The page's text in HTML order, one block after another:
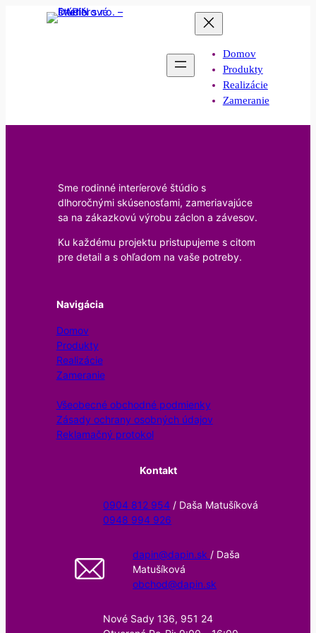
Domov
Produkty
Realizácie
Zameranie
Sme rodinné interíerové štúdio s
dlhoročnými skúsenosťami, zameriavajúce
sa na zákazkovú výrobu záclon a závesov.
Ku každému projektu pristupujeme s citom
pre detail a s ohľadom na vaše potreby.
Navigácia
Domov
Produkty
Realizácie
Zameranie
Všeobecné obchodné podmienky
Zásady ochrany osobných údajov
Reklamačný protokol
Kontakt
0904 812 954 / Daša Matušíková
0948 994 926
dapin@dapin.sk / Daša
Matušíková
obchod@dapin.sk
Nové Sady 136, 951 24